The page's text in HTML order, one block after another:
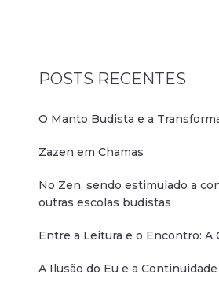
POSTS RECENTES
O Manto Budista e a
Zazen em Chamas
No Zen, sendo estimulado a
outras escolas budistas
Entre a Leitura e o Encontro: A
A Ilusão do Eu e a